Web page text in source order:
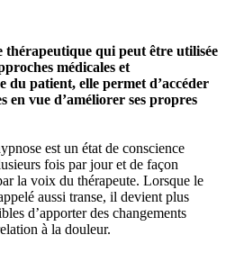
thérapeutique qui peut être utilisée
médicales et
du patient, elle permet d’accéder
en vue d’améliorer ses propres
est un état de conscience
fois par jour et de façon
la voix du thérapeute. Lorsque le
aussi transe, il devient plus
d’apporter des changements
à la douleur.